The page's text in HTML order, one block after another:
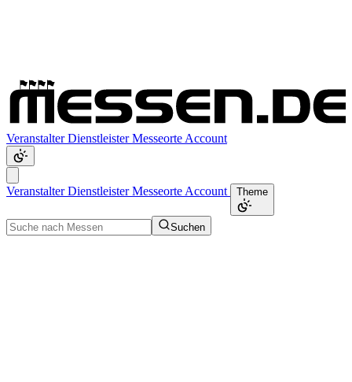
VeranstalterDienstleisterMesseorte Account
VeranstalterDienstleisterMesseorte Account Theme
Suchen